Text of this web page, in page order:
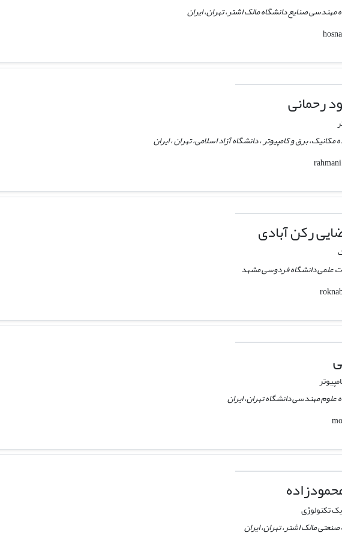
صنایع دانشگاه مالک اشتر، تهران، ایران
رحمانی
برق و کامپیوتر ، دانشگاه آزاد اسلامی، تهران ، ایران
رکن آبادی
علمی دانشگاه فردوسی مشهد
مهندسی دانشگاه تهران، ایران
تکنولوژی
مالک اشتر، تهران، ایران